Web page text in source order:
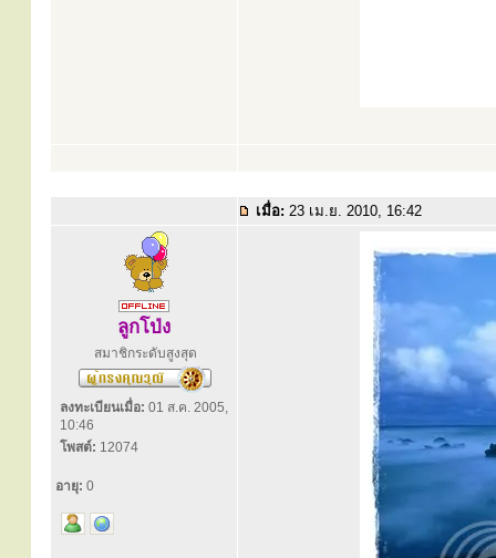
เมื่อ: 23 เม.ย. 2010, 16:42
ลูกโป่ง
สมาชิกระดับสูงสุด
ลงทะเบียนเมื่อ: 01 ส.ค. 2005,
10:46
โพสต์: 12074
อายุ: 0